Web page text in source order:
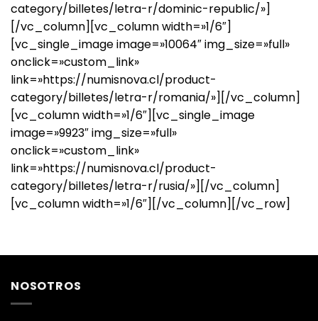
category/billetes/letra-r/dominic-republic/»]
[/vc_column][vc_column width=»1/6″]
[vc_single_image image=»10064″ img_size=»full»
onclick=»custom_link»
link=»https://numisnova.cl/product-
category/billetes/letra-r/romania/»][/vc_column]
[vc_column width=»1/6″][vc_single_image
image=»9923″ img_size=»full»
onclick=»custom_link»
link=»https://numisnova.cl/product-
category/billetes/letra-r/rusia/»][/vc_column]
[vc_column width=»1/6″][/vc_column][/vc_row]
NOSOTROS